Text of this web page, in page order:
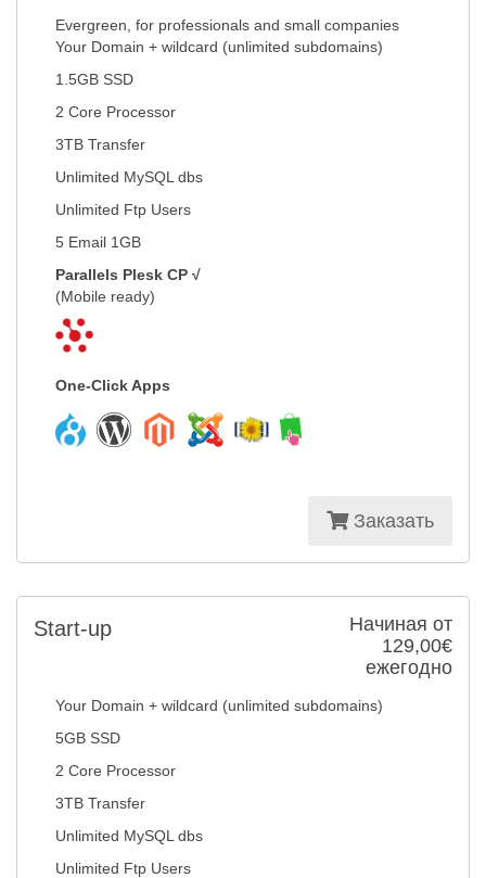
Evergreen, for professionals and small companies
Your Domain + wildcard (unlimited subdomains)
1.5GB SSD
2 Core Processor
3TB Transfer
Unlimited MySQL dbs
Unlimited Ftp Users
5 Email 1GB
Parallels Plesk CP √
(Mobile ready)
One-Click Apps
Заказать
Начиная от
129,00€
ежегодно
Start-up
Your Domain + wildcard (unlimited subdomains)
5GB SSD
2 Core Processor
3TB Transfer
Unlimited MySQL dbs
Unlimited Ftp Users